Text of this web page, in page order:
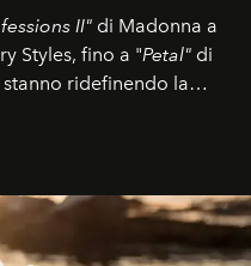
II" di Madonna a
Styles, fino a "Petal" di
ridefinendo la